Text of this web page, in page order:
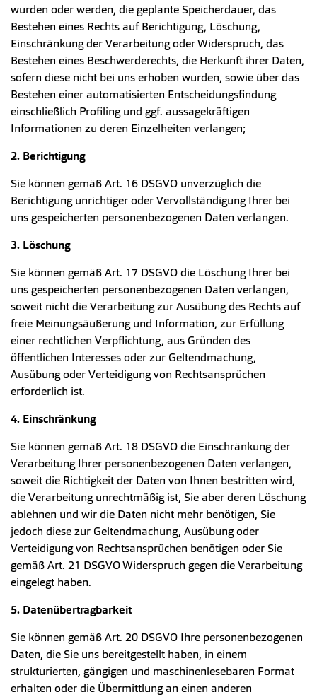
wurden oder werden, die geplante Speicherdauer, das
Bestehen eines Rechts auf Berichtigung, Löschung,
Einschränkung der Verarbeitung oder Widerspruch, das
Bestehen eines Beschwerderechts, die Herkunft ihrer Daten,
sofern diese nicht bei uns erhoben wurden, sowie über das
Bestehen einer automatisierten Entscheidungsfindung
einschließlich Profiling und ggf. aussagekräftigen
Informationen zu deren Einzelheiten verlangen;
2. Berichtigung
Sie können gemäß Art. 16 DSGVO unverzüglich die
Berichtigung unrichtiger oder Vervollständigung Ihrer bei
uns gespeicherten personenbezogenen Daten verlangen.
3. Löschung
Sie können gemäß Art. 17 DSGVO die Löschung Ihrer bei
uns gespeicherten personenbezogenen Daten verlangen,
soweit nicht die Verarbeitung zur Ausübung des Rechts auf
freie Meinungsäußerung und Information, zur Erfüllung
einer rechtlichen Verpflichtung, aus Gründen des
öffentlichen Interesses oder zur Geltendmachung,
Ausübung oder Verteidigung von Rechtsansprüchen
erforderlich ist.
4. Einschränkung
Sie können gemäß Art. 18 DSGVO die Einschränkung der
Verarbeitung Ihrer personenbezogenen Daten verlangen,
soweit die Richtigkeit der Daten von Ihnen bestritten wird,
die Verarbeitung unrechtmäßig ist, Sie aber deren Löschung
ablehnen und wir die Daten nicht mehr benötigen, Sie
jedoch diese zur Geltendmachung, Ausübung oder
Verteidigung von Rechtsansprüchen benötigen oder Sie
gemäß Art. 21 DSGVO Widerspruch gegen die Verarbeitung
eingelegt haben.
5. Datenübertragbarkeit
Sie können gemäß Art. 20 DSGVO Ihre personenbezogenen
Daten, die Sie uns bereitgestellt haben, in einem
strukturierten, gängigen und maschinenlesebaren Format
erhalten oder die Übermittlung an einen anderen